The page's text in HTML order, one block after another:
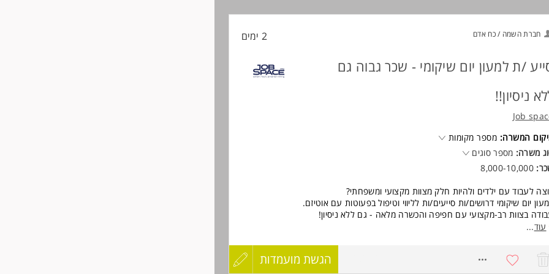
טובים למתאימים /ות.
לילדים ורצון להעניק.
מסירות ויחסי אנוש מצוינים.
בתחום - יתרון, אך לא חובה.
- המשרה מיועדת לנשים ולגברים כאחד.
חברת השמה / כח אדם 2 ימים
/ת למעון יום שיקומי - שכר גבוה גם
ניסיון!!
Job
המשרה: מספר מקומות
משרה: מספר סוגים
8,000-10,000
לעבוד עם ילדים ולהיות חלק מצוות מקצועי ומשפחתי?
יום שיקומי דרושים/ות סייעים/ות לליווי וטיפול בפעוטות עם אוטיזם.
בצוות רב-מקצועי עם חפיפה והכשרה מלאה - גם ללא ניסיון!
ליווי וטיפול בפעוטות עם אוטיזם, עבודה בצוות רב-מקצועי, עם חפיפה והכשרה מלאה
בתחילת הדרך.
עוד...
הגשת מועמדות
עדכון